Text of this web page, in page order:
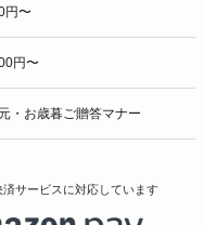
円〜
円〜
・お歳暮ご贈答マナー
サービスに対応しています